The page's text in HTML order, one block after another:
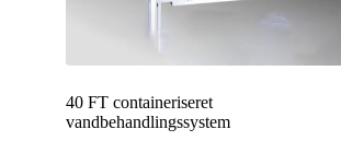
40 FT containeriseret
vandbehandlingssystem